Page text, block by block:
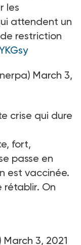
les
attendent un
restriction
March 3,
crise qui dure
fort,
passe en
est vaccinée.
rétablir. On
March 3, 2021